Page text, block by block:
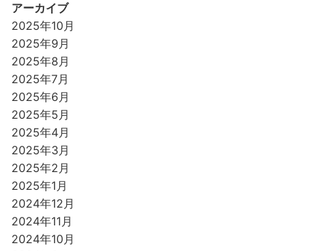
アーカイブ
2025年10月
2025年9月
2025年8月
2025年7月
2025年6月
2025年5月
2025年4月
2025年3月
2025年2月
2025年1月
2024年12月
2024年11月
2024年10月